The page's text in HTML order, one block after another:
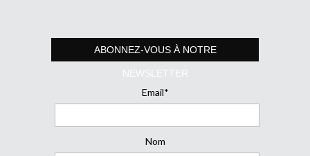
ABONNEZ-VOUS À NOTRE
NEWSLETTER
Email*
Nom